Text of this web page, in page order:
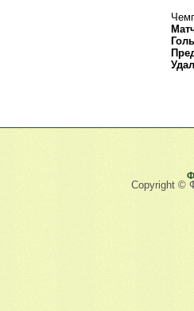
Copyright ©